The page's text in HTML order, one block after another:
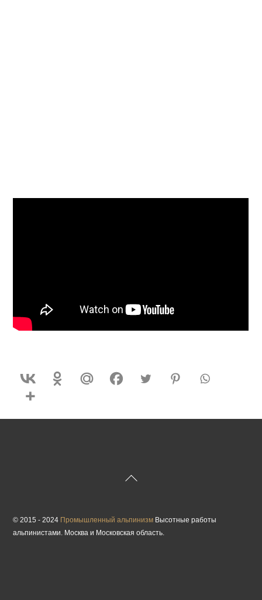
Back
© 2015 - 2024 Промышленный альпинизм Высотные работы
альпинистами. Москва и Московская область.